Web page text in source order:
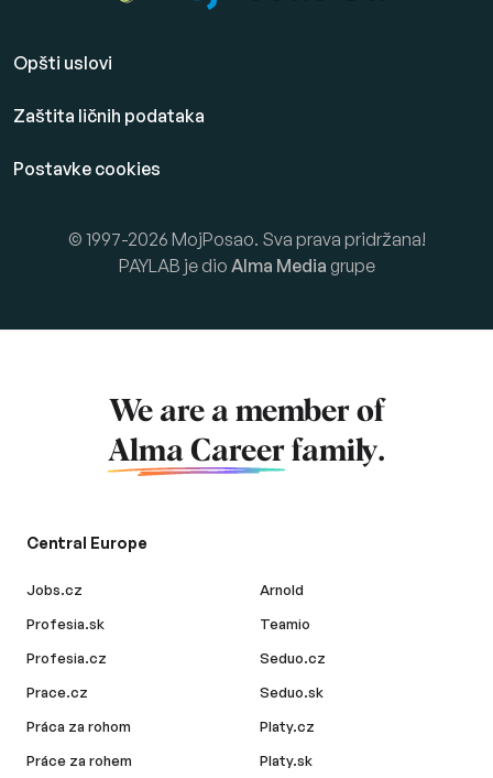
Opšti uslovi
Zaštita ličnih podataka
Postavke cookies
© 1997-2026 MojPosao. Sva prava pridržana!
PAYLAB je dio Alma Media grupe
We are a member of
Alma Career family.
Central Europe
Jobs.cz
Profesia.sk
Profesia.cz
Prace.cz
Práca za rohom
Práce za rohem
Arnold
Teamio
Seduo.cz
Seduo.sk
Platy.cz
Platy.sk